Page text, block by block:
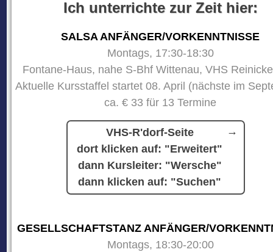
Ich unterrichte zur Zeit hier:
SALSA ANFÄNGER/VORKENNTNISSE
Montags, 17:30-18:30
Fontane-Haus, nahe S-Bhf Wittenau, VHS
Aktuelle Kursstaffel startet 08. April (nächste im
ca. € 33 für 13 Termine
VHS-R'dorf-Seite
dort klicken auf: "Erweitert"
dann Kursleiter: "Wersche"
dann klicken auf: "Suchen"
GESELLSCHAFTSTANZ ANFÄNGER/
Montags, 18:30-20:00